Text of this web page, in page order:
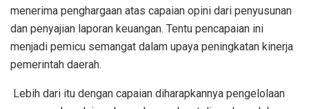
menerima penghargaan atas capaian opini dari penyusunan
dan penyajian laporan keuangan. Tentu pencapaian ini
menjadi pemicu semangat dalam upaya peningkatan kinerja
pemerintah daerah.
Lebih dari itu dengan capaian diharapkannya pengelolaan